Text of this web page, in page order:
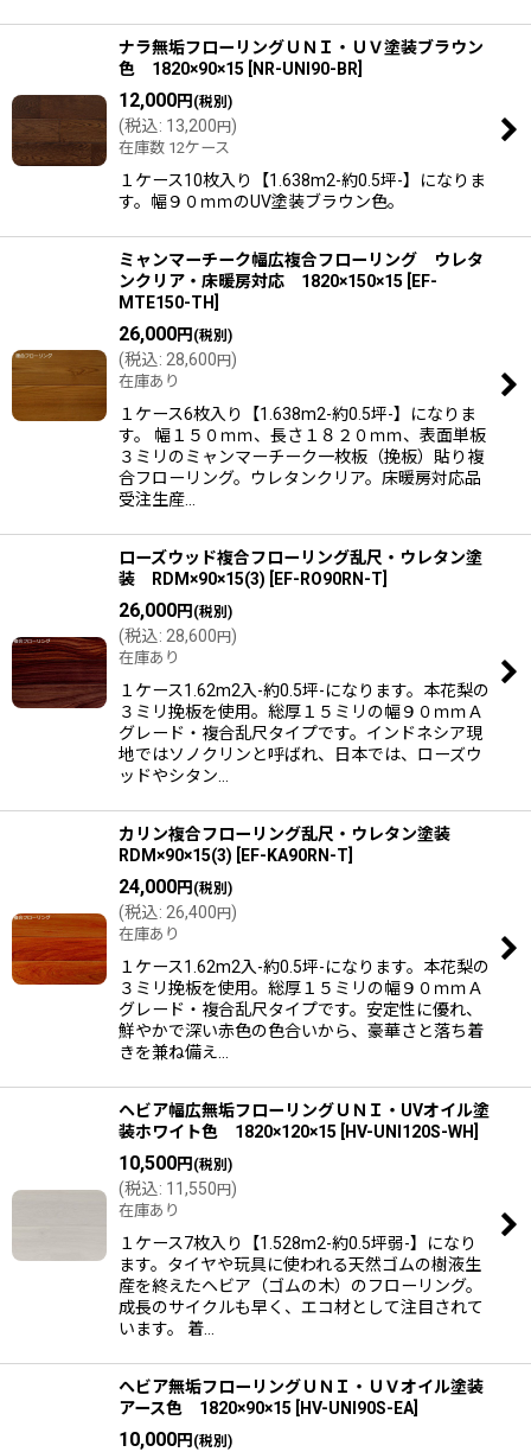
ナラ無垢フローリングＵＮＩ・ＵＶ塗装ブラウン
色 1820×90×15
NR-UNI90-BR
12,000円 (税別)
(税込: 13,200円)
在庫数 12ケース
１ケース10枚入り【1.638m2-約0.5坪-】になりま
す。幅９０ｍｍのUV塗装ブラウン色。
ミャンマーチーク幅広複合フローリング ウレタ
ンクリア・床暖房対応 1820×150×15
EF-
MTE150-TH
26,000円 (税別)
(税込: 28,600円)
在庫あり
１ケース6枚入り【1.638m2-約0.5坪-】になりま
す。 幅１５０ｍｍ、長さ１８２０ｍｍ、表面単板
３ミリのミャンマーチーク一枚板（挽板）貼り複
合フローリング。ウレタンクリア。床暖房対応品
受注生産…
ローズウッド複合フローリング乱尺・ウレタン塗
装 RDM×90×15(3)
EF-RO90RN-T
26,000円 (税別)
(税込: 28,600円)
在庫あり
１ケース1.62m2入-約0.5坪-になります。本花梨の
３ミリ挽板を使用。総厚１５ミリの幅９０ｍｍＡ
グレード・複合乱尺タイプです。インドネシア現
地ではソノクリンと呼ばれ、日本では、ローズウ
ッドやシタン…
カリン複合フローリング乱尺・ウレタン塗装
RDM×90×15(3)
EF-KA90RN-T
24,000円 (税別)
(税込: 26,400円)
在庫あり
１ケース1.62m2入-約0.5坪-になります。本花梨の
３ミリ挽板を使用。総厚１５ミリの幅９０ｍｍＡ
グレード・複合乱尺タイプです。安定性に優れ、
鮮やかで深い赤色の色合いから、豪華さと落ち着
きを兼ね備え…
ヘビア幅広無垢フローリングＵＮＩ・UVオイル塗
装ホワイト色 1820×120×15
HV-UNI120S-WH
10,500円 (税別)
(税込: 11,550円)
在庫あり
１ケース7枚入り【1.528m2-約0.5坪弱-】になり
ます。タイヤや玩具に使われる天然ゴムの樹液生
産を終えたヘビア（ゴムの木）のフローリング。
成長のサイクルも早く、エコ材として注目されて
います。 着…
ヘビア無垢フローリングＵＮＩ・ＵＶオイル塗装
アース色 1820×90×15
HV-UNI90S-EA
10,000円 (税別)